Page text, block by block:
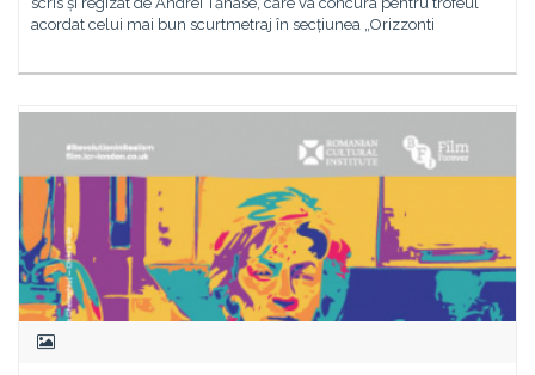
acordat celui mai bun scurtmetraj în secțiunea „Orizzonti